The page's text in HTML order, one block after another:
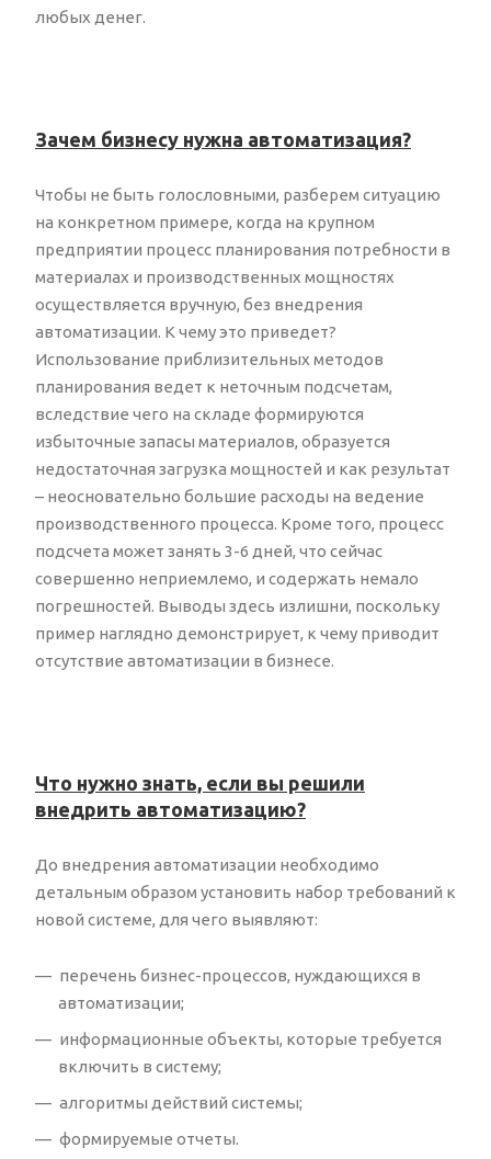
любых денег.
Зачем бизнесу нужна автоматизация?
Чтобы не быть голословными, разберем ситуацию
на конкретном примере, когда на крупном
предприятии процесс планирования потребности в
материалах и производственных мощностях
осуществляется вручную, без внедрения
автоматизации. К чему это приведет?
Использование приблизительных методов
планирования ведет к неточным подсчетам,
вследствие чего на складе формируются
избыточные запасы материалов, образуется
недостаточная загрузка мощностей и как результат
– неосновательно большие расходы на ведение
производственного процесса. Кроме того, процесс
подсчета может занять 3-6 дней, что сейчас
совершенно неприемлемо, и содержать немало
погрешностей. Выводы здесь излишни, поскольку
пример наглядно демонстрирует, к чему приводит
отсутствие автоматизации в бизнесе.
Что нужно знать, если вы решили
внедрить автоматизацию?
До внедрения автоматизации необходимо
детальным образом установить набор требований к
новой системе, для чего выявляют:
перечень бизнес-процессов, нуждающихся в
автоматизации;
информационные объекты, которые требуется
включить в систему;
алгоритмы действий системы;
формируемые отчеты.